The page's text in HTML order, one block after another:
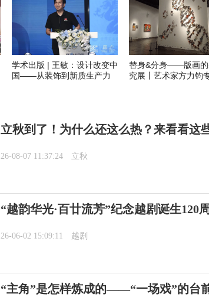
学术出版 | 王敏：设计改变中
国——从装饰到新质生产力
替身&分身——版画的
究展丨艺术家方力钧
立秋到了！为什么还这么热？来看看这
26-08-07 11:37:24 立秋
“越韵华光·百廿流芳”纪念越剧诞生120
26-06-02 15:09:11 越剧
“主角”是怎样炼成的——“一场戏”的台